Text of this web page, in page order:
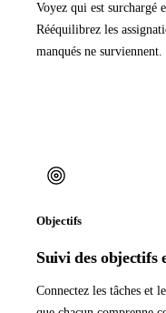
Voyez qui est surchargé
Rééquilibrez les
manqués ne surviennent.
Objectifs
Suivi des objectifs
Connectez les tâches et